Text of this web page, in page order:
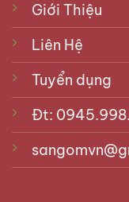
Giới Thiệu
Liên Hệ
Tuyển dụng
Đt: